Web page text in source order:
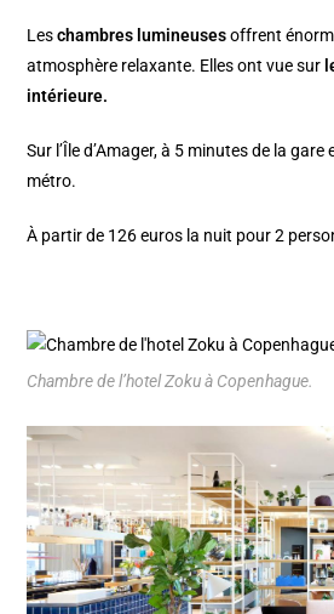
Leschambres lumineusesoffrent
atmosphère relaxante. Elles ont vue sur
intérieure.
Sur l’Île d’Amager, à 5 minutes de la gare
métro.
À partir de 126 euros la nuit pour 2
Chambre de l’hotel Zoku à Copenhague.